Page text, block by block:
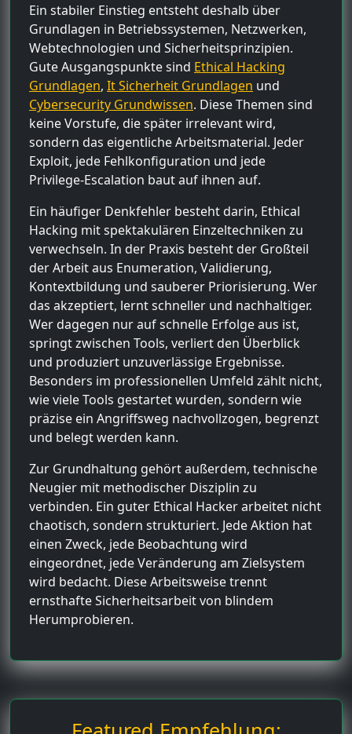
Ein stabiler Einstieg entsteht deshalb über
Grundlagen in Betriebssystemen, Netzwerken,
Webtechnologien und Sicherheitsprinzipien.
Gute Ausgangspunkte sind Ethical Hacking
Grundlagen, It Sicherheit Grundlagen und
Cybersecurity Grundwissen. Diese Themen sind
keine Vorstufe, die später irrelevant wird,
sondern das eigentliche Arbeitsmaterial. Jeder
Exploit, jede Fehlkonfiguration und jede
Privilege-Escalation baut auf ihnen auf.
Ein häufiger Denkfehler besteht darin, Ethical
Hacking mit spektakulären Einzeltechniken zu
verwechseln. In der Praxis besteht der Großteil
der Arbeit aus Enumeration, Validierung,
Kontextbildung und sauberer Priorisierung. Wer
das akzeptiert, lernt schneller und nachhaltiger.
Wer dagegen nur auf schnelle Erfolge aus ist,
springt zwischen Tools, verliert den Überblick
und produziert unzuverlässige Ergebnisse.
Besonders im professionellen Umfeld zählt nicht,
wie viele Tools gestartet wurden, sondern wie
präzise ein Angriffsweg nachvollzogen, begrenzt
und belegt werden kann.
Zur Grundhaltung gehört außerdem, technische
Neugier mit methodischer Disziplin zu
verbinden. Ein guter Ethical Hacker arbeitet nicht
chaotisch, sondern strukturiert. Jede Aktion hat
einen Zweck, jede Beobachtung wird
eingeordnet, jede Veränderung am Zielsystem
wird bedacht. Diese Arbeitsweise trennt
ernsthafte Sicherheitsarbeit von blindem
Herumprobieren.